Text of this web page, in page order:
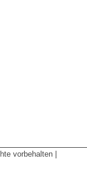
vorbehalten |